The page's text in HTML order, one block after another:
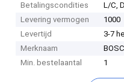
Betalingscondities
L/C,
Levering vermogen
1000
Levertijd
3-7
Merknaam
Min. bestelaantal
1